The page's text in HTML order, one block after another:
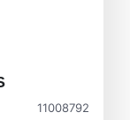
11008792